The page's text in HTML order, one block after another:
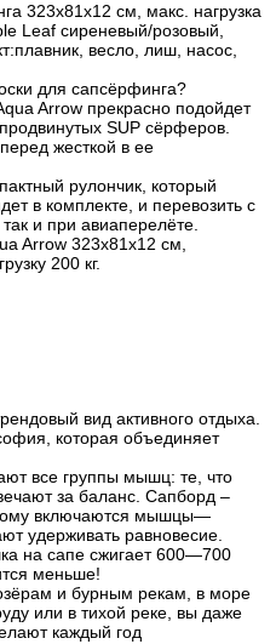
323x81x12 см, макс. нагрузка
Leaf сиреневый/розовый,
весло, лиш, насос,
для сапсёрфинга?
Arrow прекрасно подойдет
SUP сёрферов.
жесткой в ее
рулончик, который
в комплекте, и перевозить с
и при авиаперелёте.
Arrow 323x81x12 см,
200 кг.
вид активного отдыха.
которая объединяет
все группы мышц: те, что
за баланс. Сапборд –
включаются мышцы—
удерживать равновесие.
на сапе сжигает 600—700
меньше!
и бурным рекам, в море
или в тихой реке, вы даже
каждый год